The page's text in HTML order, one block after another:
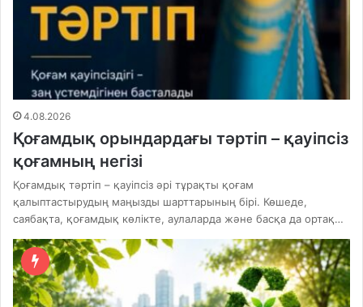
4.08.2026
Қоғамдық орындардағы тәртіп – қауіпсіз
қоғамның негізі
Қоғамдық тәртіп – қауіпсіз әрі тұрақты қоғам
қалыптастырудың маңызды шарттарының бірі. Көшеде,
саябақта, қоғамдық көлікте, аулаларда және басқа да ортақ…